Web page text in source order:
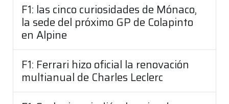
F1: las cinco curiosidades de Mónaco,
la sede del próximo GP de Colapinto
en Alpine
F1: Ferrari hizo oficial la renovación
multianual de Charles Leclerc